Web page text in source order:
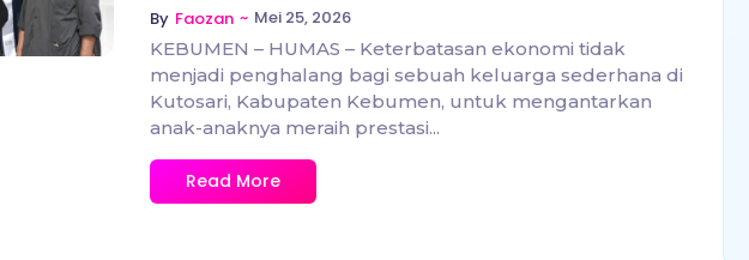
By Faozan ~ Mei 25, 2026
KEBUMEN – HUMAS – Keterbatasan ekonomi tidak
menjadi penghalang bagi sebuah keluarga sederhana di
Kutosari, Kabupaten Kebumen, untuk mengantarkan
anak-anaknya meraih prestasi...
Read More